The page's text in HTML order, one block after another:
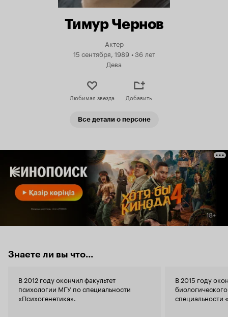
Тимур Чернов
Актер
15 сентября, 1989 •36 лет
Дева
Любимая звезда Добавить
Все детали о персоне
Знаете ли вы что...
В 2012 году окончил факультет
психологии МГУ по специальности
«Психогенетика».
В 2015 году
специальности